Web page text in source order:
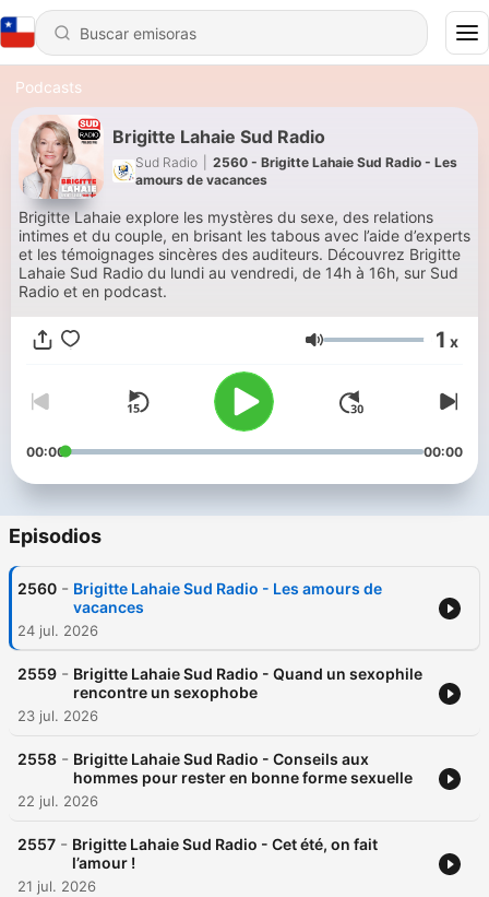
Podcasts
Brigitte Lahaie Sud Radio
Sud Radio
2560 - Brigitte Lahaie Sud Radio - Les
amours de vacances
Brigitte Lahaie explore les mystères du sexe, des relations
intimes et du couple, en brisant les tabous avec l’aide d’experts
et les témoignages sincères des auditeurs. Découvrez Brigitte
Lahaie Sud Radio du lundi au vendredi, de 14h à 16h, sur Sud
Radio et en podcast.
Volumen 1 x
00:00 00:00
Episodios
2560 - Brigitte Lahaie Sud Radio - Les amours de
vacances
24 jul. 2026
2559 - Brigitte Lahaie Sud Radio - Quand un sexophile
rencontre un sexophobe
23 jul. 2026
2558 - Brigitte Lahaie Sud Radio - Conseils aux
hommes pour rester en bonne forme sexuelle
22 jul. 2026
2557 - Brigitte Lahaie Sud Radio - Cet été, on fait
l’amour !
21 jul. 2026